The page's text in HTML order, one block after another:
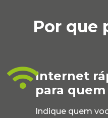
Por que
Internet
para
Indique quem